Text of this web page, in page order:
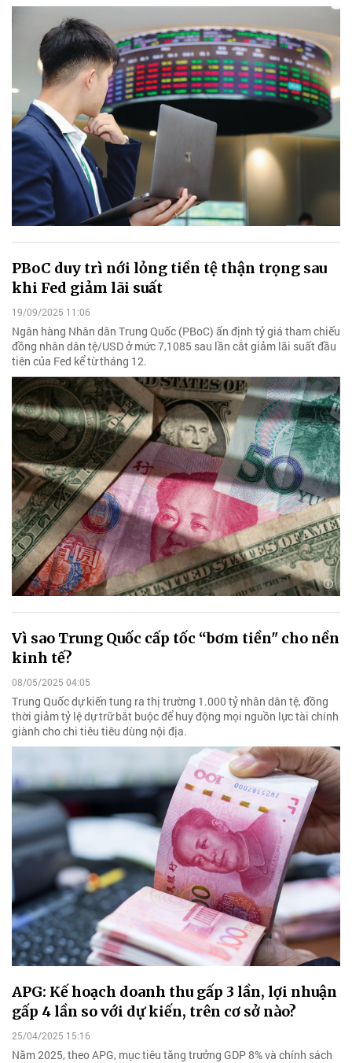
PBoC duy trì nới lỏng tiền tệ thận trọng sau
khi Fed giảm lãi suất
19/09/2025 11:06
Ngân hàng Nhân dân Trung Quốc (PBoC) ấn định tỷ giá tham chiếu
đồng nhân dân tệ/USD ở mức 7,1085 sau lần cắt giảm lãi suất đầu
tiên của Fed kể từ tháng 12.
Vì sao Trung Quốc cấp tốc “bơm tiền" cho nền
kinh tế?
08/05/2025 04:05
Trung Quốc dự kiến tung ra thị trường 1.000 tỷ nhân dân tệ, đồng
thời giảm tỷ lệ dự trữ bắt buộc để huy động mọi nguồn lực tài chính
giành cho chi tiêu tiêu dùng nội địa.
APG: Kế hoạch doanh thu gấp 3 lần, lợi nhuận
gấp 4 lần so với dự kiến, trên cơ sở nào?
25/04/2025 15:16
Năm 2025, theo APG, mục tiêu tăng trưởng GDP 8% và chính sách